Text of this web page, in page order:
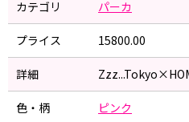
カテゴリ パーカ
プライス 15800.00
詳細
色・柄 ピンク